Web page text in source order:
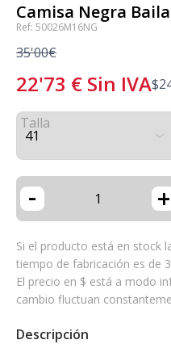
Camisa Negra
Ref: 50026M16NG
35'00€
22'73 € Sin IVA$
Talla
- +
Si el producto está en stock
tiempo de fabricación es de
El precio en $ está a modo
cambio fluctuan
Descripción